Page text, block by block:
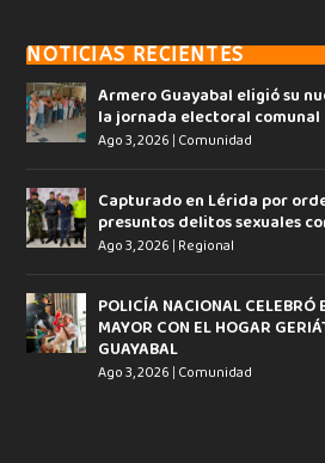
NOTICIAS RECIENTES
Armero Guayabal eligió su
la jornada electoral comunal
Ago 3, 2026 | Comunidad
Capturado en Lérida por
presuntos delitos sexuales
Ago 3, 2026 | Regional
POLICÍA NACIONAL CELEBRÓ
MAYOR CON EL HOGAR
GUAYABAL
Ago 3, 2026 | Comunidad